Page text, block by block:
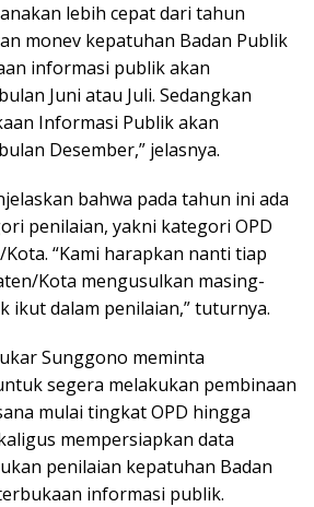
lebih cepat dari tahun
monev kepatuhan Badan Publik
informasi publik akan
Juni atau Juli. Sedangkan
Informasi Publik akan
Desember,” jelasnya.
bahwa pada tahun ini ada
penilaian, yakni kategori OPD
“Kami harapkan nanti tiap
Kota mengusulkan masing-
ikut dalam penilaian,” tuturnya.
Sunggono meminta
segera melakukan pembinaan
mulai tingkat OPD hingga
mempersiapkan data
penilaian kepatuhan Badan
informasi publik.